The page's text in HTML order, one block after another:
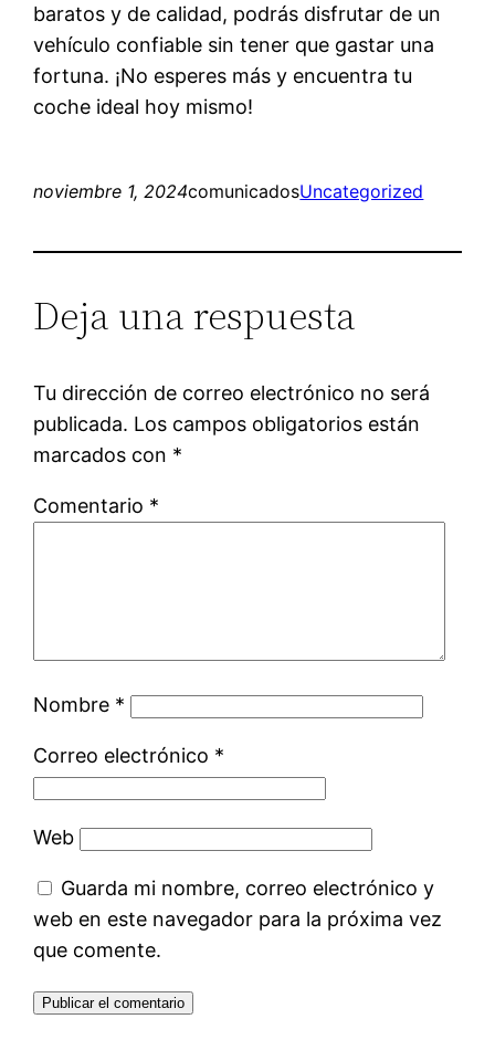
baratos y de calidad, podrás disfrutar de un
vehículo confiable sin tener que gastar una
fortuna. ¡No esperes más y encuentra tu
coche ideal hoy mismo!
noviembre 1, 2024comunicadosUncategorized
Deja una respuesta
Tu dirección de correo electrónico no será
publicada. Los campos obligatorios están
marcados con *
Comentario *
Nombre *
Correo electrónico *
Web
Guarda mi nombre, correo electrónico y
web en este navegador para la próxima vez
que comente.